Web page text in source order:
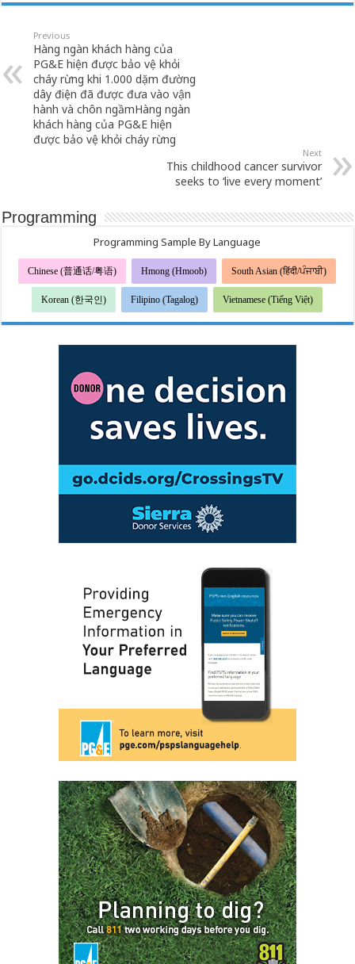
Previous
Hàng ngàn khách hàng của
PG&E hiện được bảo vệ khỏi
cháy rừng khi 1.000 dặm đường
dây điện đã được đưa vào vận
hành và chôn ngầmHàng ngàn
khách hàng của PG&E hiện
được bảo vệ khỏi cháy rừng
Next
This childhood cancer survivor
seeks to ‘live every moment’
Programming
Programming Sample By Language
Chinese (普通话/粤语) Hmong (Hmoob) South Asian (हिंदी/ਪੰਜਾਬੀ)
Korean (한국인) Filipino (Tagalog) Vietnamese (Tiếng Việt)